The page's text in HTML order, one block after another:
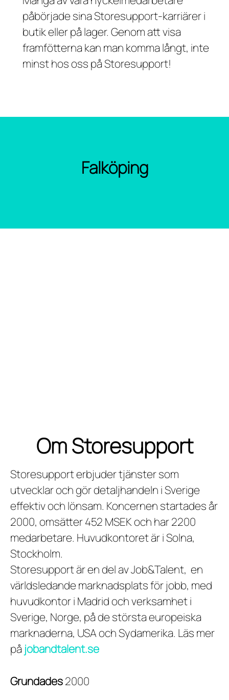
påbörjade sina Storesupport-karriärer i
butik eller på lager. Genom att visa
framfötterna kan man komma långt, inte
minst hos oss på Storesupport!
Falköping
Om Storesupport
Storesupport erbjuder tjänster som
utvecklar och gör detaljhandeln i Sverige
effektiv och lönsam. Koncernen startades år
2000, omsätter 452 MSEK och har 2200
medarbetare. Huvudkontoret är i Solna,
Stockholm.
Storesupport är en del av Job&Talent, en
världsledande marknadsplats för jobb, med
huvudkontor i Madrid och verksamhet i
Sverige, Norge, på de största europeiska
marknaderna, USA och Sydamerika. Läs mer
på jobandtalent.se
Grundades2000